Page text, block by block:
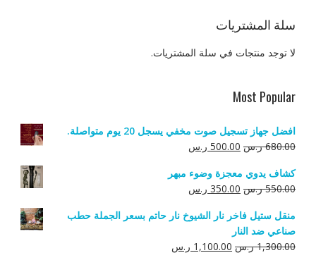
سلة المشتريات
لا توجد منتجات في سلة المشتريات.
Most Popular
افضل جهاز تسجيل صوت مخفي يسجل 20 يوم متواصلة.
680.00 ر.س السعر
هو:
680.00 ر.س.
500.00 ر.سالسعر
هو:
500.00 ر.س.
كشاف يدوي معجزة وضوء مبهر
550.00 ر.س السعر
هو:
550.00 ر.س.
350.00 ر.سالسعر
هو:
منقل ستيل فاخر نار الشيوخ نار حاتم بسعر الجملة حطب
صناعي ضد النار
1,300.00 ر.س السعر
1,100.00 ر.سالسعر